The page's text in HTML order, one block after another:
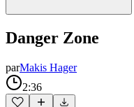
Danger Zone
parMakis Hager
2:36